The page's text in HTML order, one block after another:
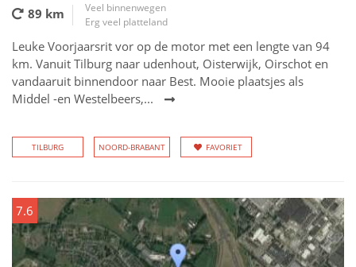
89 km
Veel binnenwegen
Erg veel platteland
Leuke Voorjaarsrit vor op de motor met een lengte van 94
km. Vanuit Tilburg naar udenhout, Oisterwijk, Oirschot en
vandaaruit binnendoor naar Best. Mooie plaatsjes als
Middel -en Westelbeers,...
TILBURG NOORD-BRABANT FAVORIET
7.6